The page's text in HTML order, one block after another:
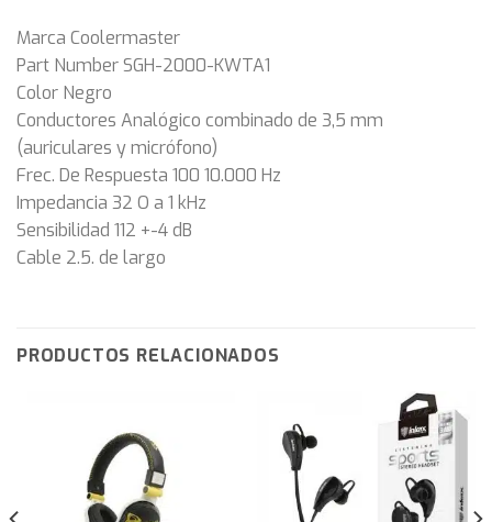
Marca Coolermaster
Part Number SGH-2000-KWTA1
Color Negro
Conductores Analógico combinado de 3,5 mm
(auriculares y micrófono)
Frec. De Respuesta 100 10.000 Hz
Impedancia 32 O a 1 kHz
Sensibilidad 112 +-4 dB
Cable 2.5. de largo
PRODUCTOS RELACIONADOS